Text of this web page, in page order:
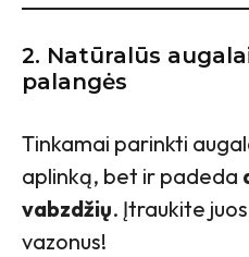
2. Natūralūs
palangės
Tinkamai parinkti
aplinką, bet ir padeda
vabzdžių. Įtraukite
vazonus!